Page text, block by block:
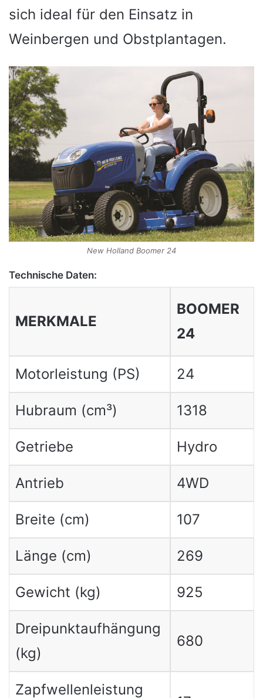
sich ideal für den Einsatz in
Weinbergen und Obstplantagen.
New Holland Boomer 24
Technische Daten:
MERKMALE
BOOMER
24
Motorleistung (PS) 24
Hubraum (cm³) 1318
Getriebe Hydro
Antrieb 4WD
Breite (cm) 107
Länge (cm) 269
Gewicht (kg) 925
Dreipunktaufhängung
(kg)
680
Zapfwellenleistung